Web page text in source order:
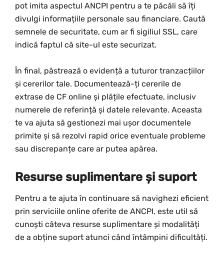
pot imita aspectul ANCPI pentru a te păcăli să îți
divulgi informațiile personale sau financiare. Caută
semnele de securitate, cum ar fi sigiliul SSL, care
indică faptul că site-ul este securizat.
În final, păstrează o evidență a tuturor tranzacțiilor
și cererilor tale. Documentează-ți cererile de
extrase de CF online și plățile efectuate, inclusiv
numerele de referință și datele relevante. Aceasta
te va ajuta să gestionezi mai ușor documentele
primite și să rezolvi rapid orice eventuale probleme
sau discrepanțe care ar putea apărea.
Resurse suplimentare și suport
Pentru a te ajuta în continuare să navighezi eficient
prin serviciile online oferite de ANCPI, este util să
cunoști câteva resurse suplimentare și modalități
de a obține suport atunci când întâmpini dificultăți.